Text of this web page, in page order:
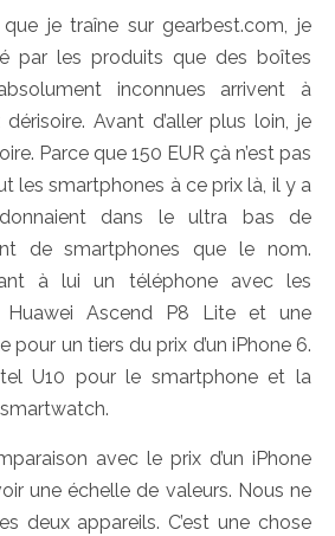
je traîne sur gearbest.com, je
par les produits que des boîtes
inconnues arrivent à
Avant d’aller plus loin, je
Parce que 150 EUR çà n’est pas
les smartphones à ce prix là, il y a
dans le ultra bas de
de smartphones que le nom.
à lui un téléphone avec les
Huawei Ascend P8 Lite et une
un tiers du prix d’un iPhone 6.
U10 pour le smartphone et la
avec le prix d’un iPhone
une échelle de valeurs. Nous ne
deux appareils. C’est une chose